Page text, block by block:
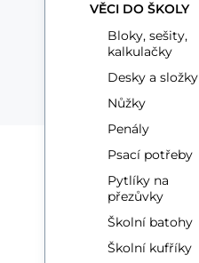
VĚCI DO ŠKOLY
Bloky, sešity,
kalkulačky
Desky a složky
Nůžky
Penály
Psací potřeby
Pytlíky na
přezůvky
Školní batohy
Školní kufříky